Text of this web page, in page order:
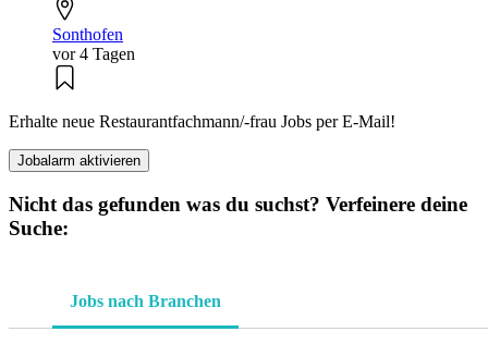
Sonthofen
vor 4 Tagen
Erhalte neue Restaurantfachmann/-frau Jobs per E-Mail!
Jobalarm aktivieren
Nicht das gefunden was du suchst? Verfeinere deine
Suche:
Jobs nach Branchen